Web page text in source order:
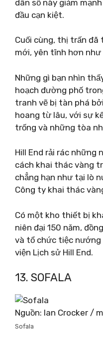
dân số này giảm
đầu cạn kiệt.
Cuối cùng, thị trấn
mới, yên tĩnh hơn
Những gì bạn nhìn
hoạch đường phố
tranh vẽ bị tàn phá
hoang từ lâu, với sự
trống và những tòa
Hill End rải rác những
cách khai thác vàng
chẳng hạn như tại lò
Công ty khai thác
Có một kho thiết bị
niên đại 150 năm,
và tổ chức tiệc nướng
viện Lịch sử Hill End.
13. SOFALA
Nguồn: Ian Crocker /
Sofala